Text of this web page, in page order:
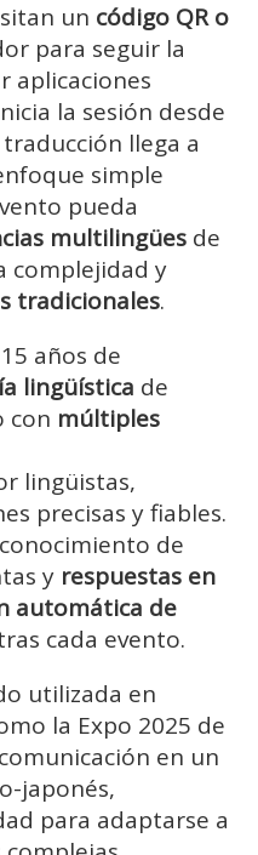
un código QR o
para seguir la
aplicaciones
la sesión desde
llega a
simple
pueda
multilingües de
complejidad y
tradicionales.
años de
lingüística de
con múltiples
lingüistas,
precisas y fiables.
de
y respuestas en
automática de
cada evento.
utilizada en
la Expo 2025 de
en un
japonés,
para adaptarse a